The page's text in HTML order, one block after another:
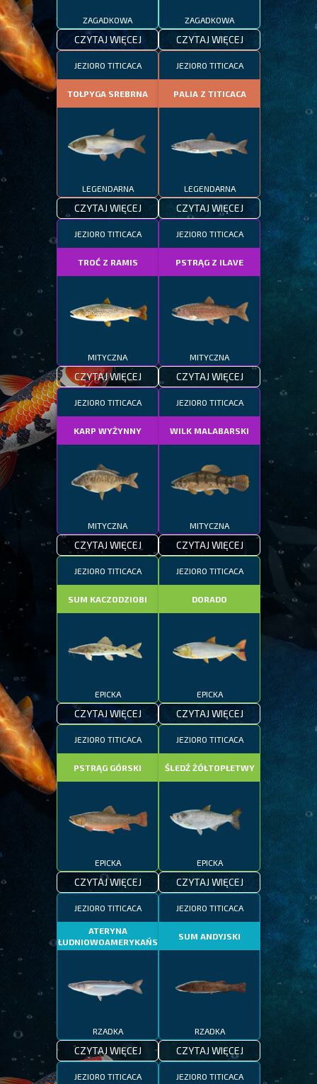
ZAGADKOWA
CZYTAJ WIĘCEJ
ZAGADKOWA
CZYTAJ WIĘCEJ
JEZIORO TITICACA
TOŁPYGA SREBRNA
LEGENDARNA
CZYTAJ WIĘCEJ
JEZIORO TITICACA
PALIA Z TITICACA
LEGENDARNA
CZYTAJ WIĘCEJ
JEZIORO TITICACA
TROĆ Z RAMIS
MITYCZNA
CZYTAJ WIĘCEJ
JEZIORO TITICACA
PSTRĄG Z ILAVE
MITYCZNA
CZYTAJ WIĘCEJ
JEZIORO TITICACA
KARP WYŻYNNY
MITYCZNA
CZYTAJ WIĘCEJ
JEZIORO TITICACA
WILK MALABARSKI
MITYCZNA
CZYTAJ WIĘCEJ
JEZIORO TITICACA
SUM KACZODZIOBI
EPICKA
CZYTAJ WIĘCEJ
JEZIORO TITICACA
DORADO
EPICKA
CZYTAJ WIĘCEJ
JEZIORO TITICACA
PSTRĄG GÓRSKI
EPICKA
CZYTAJ WIĘCEJ
JEZIORO TITICACA
ŚLEDŹ ŻÓŁTOPŁETWY
EPICKA
CZYTAJ WIĘCEJ
JEZIORO TITICACA
ATERYNA
POŁUDNIOWOAMERYKAŃSKA
RZADKA
CZYTAJ WIĘCEJ
JEZIORO TITICACA
SUM ANDYJSKI
RZADKA
CZYTAJ WIĘCEJ
JEZIORO TITICACA JEZIORO TITICACA